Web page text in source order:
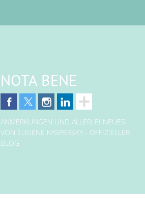
NOTA BENE
ANMERKUNGEN UND ALLERLEI NEUES
VON EUGENE KASPERSKY - OFFIZIELLER
BLOG